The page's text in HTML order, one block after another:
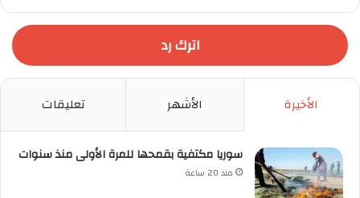
اترك رد
الأخيرة الأشهر تعليقات
سوريا مكتفية بقمحها للمرة الأولى منذ سنوات
منذ 20 ساعة